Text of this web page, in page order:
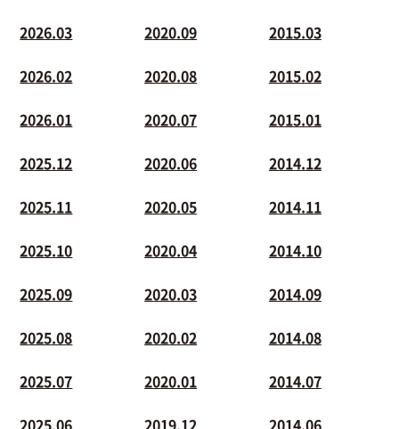
2026.03
2026.02
2026.01
2025.12
2025.11
2025.10
2025.09
2025.08
2025.07
2025.06
2020.09
2020.08
2020.07
2020.06
2020.05
2020.04
2020.03
2020.02
2020.01
2019.12
2015.03
2015.02
2015.01
2014.12
2014.11
2014.10
2014.09
2014.08
2014.07
2014.06